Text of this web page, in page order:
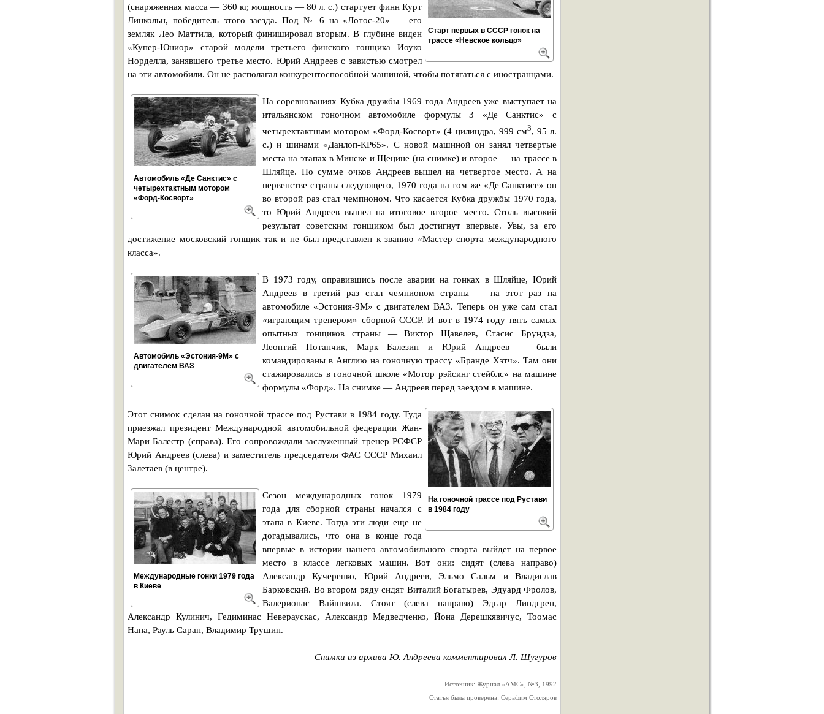
Старт первых в СССР гонок на
трассе «Невское кольцо»
(снаряженная масса — 360 кг, мощность — 80 л. с.) стартует финн Курт
Линкольн, победитель этого заезда. Под № 6 на «Лотос-20» — его
земляк Лео Маттила, который финишировал вторым. В глубине виден
«Купер-Юниор» старой модели третьего финского гонщика Иоуко
Норделла, занявшего третье место. Юрий Андреев с завистью смотрел
на эти автомобили. Он не располагал конкурентоспособной машиной, чтобы потягаться с иностранцами.
Автомобиль «Де Санктис» с
четырехтактным мотором
«Форд-Косворт»
На соревнованиях Кубка дружбы 1969 года Андреев уже выступает на
итальянском гоночном автомобиле формулы 3 «Де Санктис» с
четырехтактным мотором «Форд-Косворт» (4 цилиндра, 999 см3, 95 л.
с.) и шинами «Данлоп-КР65». С новой машиной он занял четвертые
места на этапах в Минске и Щецине (на снимке) и второе — на трассе в
Шляйце. По сумме очков Андреев вышел на четвертое место. А на
первенстве страны следующего, 1970 года на том же «Де Санктисе» он
во второй раз стал чемпионом. Что касается Кубка дружбы 1970 года,
то Юрий Андреев вышел на итоговое второе место. Столь высокий
результат советским гонщиком был достигнут впервые. Увы, за его
достижение московский гонщик так и не был представлен к званию «Мастер спорта международного
класса».
Автомобиль «Эстония-9М» с
двигателем ВАЗ
В 1973 году, оправившись после аварии на гонках в Шляйце, Юрий
Андреев в третий раз стал чемпионом страны — на этот раз на
автомобиле «Эстония-9М» с двигателем ВАЗ. Теперь он уже сам стал
«играющим тренером» сборной СССР. И вот в 1974 году пять самых
опытных гонщиков страны — Виктор Щавелев, Стасис Брундза,
Леонтий Потапчик, Марк Балезин и Юрий Андреев — были
командированы в Англию на гоночную трассу «Бранде Хэтч». Там они
стажировались в гоночной школе «Мотор рэйсинг стейблс» на машине
формулы «Форд». На снимке — Андреев перед заездом в машине.
На гоночной трассе под Рустави
в 1984 году
Этот снимок сделан на гоночной трассе под Рустави в 1984 году. Туда
приезжал президент Международной автомобильной федерации Жан-
Мари Балестр (справа). Его сопровождали заслуженный тренер РСФСР
Юрий Андреев (слева) и заместитель председателя ФАС СССР Михаил
Залетаев (в центре).
Международные гонки 1979 года
в Киеве
Сезон международных гонок 1979
года для сборной страны начался с
этапа в Киеве. Тогда эти люди еще не
догадывались, что она в конце года
впервые в истории нашего автомобильного спорта выйдет на первое
место в классе легковых машин. Вот они: сидят (слева направо)
Александр Кучеренко, Юрий Андреев, Эльмо Сальм и Владислав
Барковский. Во втором ряду сидят Виталий Богатырев, Эдуард Фролов,
Валерионас Вайшвила. Стоят (слева направо) Эдгар Линдгрен,
Александр Кулинич, Гедиминас Невераускас, Александр Медведченко, Йона Дерешкявичус, Тоомас
Напа, Рауль Сарап, Владимир Трушин.
Снимки из архива Ю. Андреева комментировал Л. Шугуров
Источник: Журнал «АМС», №3, 1992
Статья была проверена: Серафим Столяров